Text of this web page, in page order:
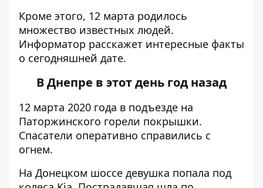
Кроме этого, 12 марта родилось
множество известных людей.
Информатор расскажет интересные факты
о сегодняшней дате.
В Днепре в этот день год назад
12 марта 2020 года в подъезде на
Паторжинского горели покрышки.
Спасатели оперативно справились с
огнем.
На Донецком шоссе девушка попала под